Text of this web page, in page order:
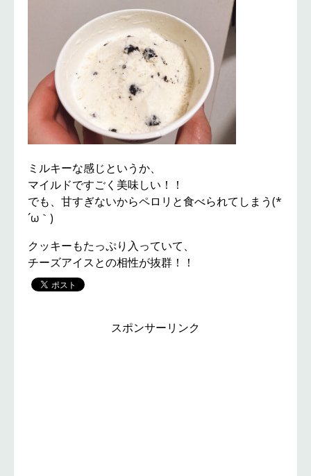
ミルキーな感じというか、
マイルドですごく美味しい！！
でも、甘すぎないからペロリと食べられてしまう(*
´ω｀)
クッキーもたっぷり入っていて、
チーズアイスとの相性が抜群！！
スポンサーリンク